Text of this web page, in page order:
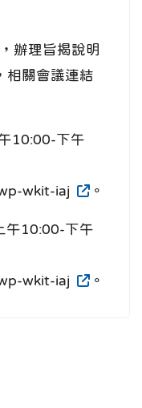
理旨揭說明
相關會議連結
10:00-下午
wkit-iaj
。
10:00-下午
wkit-iaj
。